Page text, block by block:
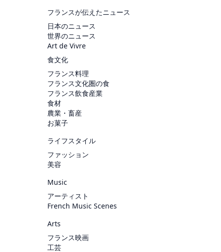
フランスが伝えたニュース
日本のニュース
世界のニュース
Art de Vivre
食文化
フランス料理
フランス文化圏の食
フランス飲食産業
食材
農業・畜産
お菓子
ライフスタイル
ファッション
美容
Music
アーティスト
French Music Scenes
Arts
フランス映画
工芸